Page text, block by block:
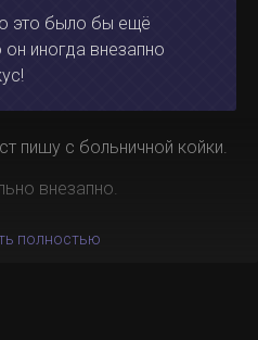
это было бы ещё
иногда внезапно
пишу с больничной койки.
внезапно.
полностью